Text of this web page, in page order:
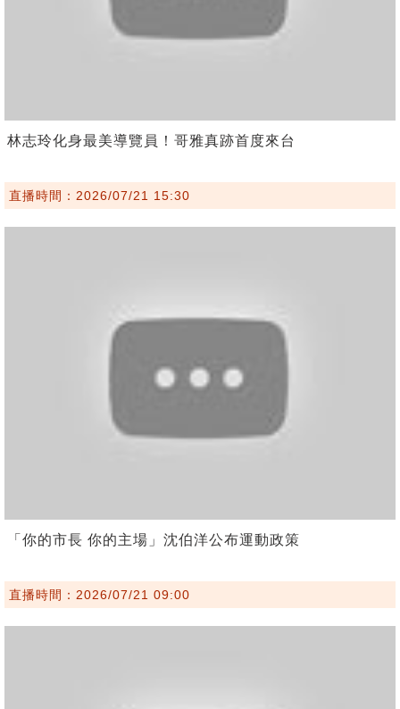
林志玲化身最美導覽員！哥雅真跡首度來台
直播時間：2026/07/21 15:30
「你的市長 你的主場」沈伯洋公布運動政策
直播時間：2026/07/21 09:00